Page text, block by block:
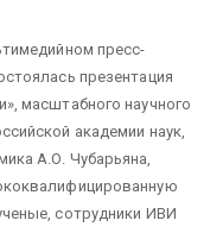
пресс-
презентация
масштабного научного
академии наук,
А.О. Чубарьяна,
сотрудники ИВИ